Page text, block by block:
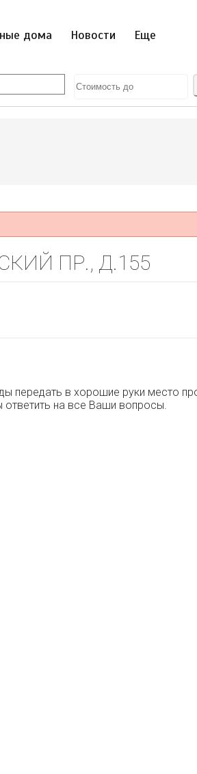
дома Новости Еще
ПР., Д.155
передать в хорошие руки место
на все Ваши вопросы.